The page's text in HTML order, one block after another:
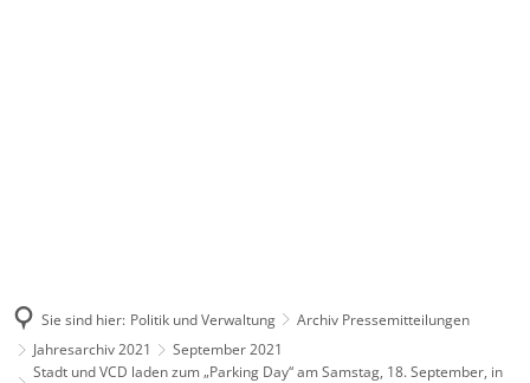
Sie sind hier: Politik und Verwaltung
Archiv Pressemitteilungen
Jahresarchiv 2021
September 2021
Stadt und VCD laden zum „Parking Day“ am Samstag, 18. September, in